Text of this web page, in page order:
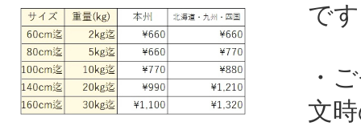
で
・
文